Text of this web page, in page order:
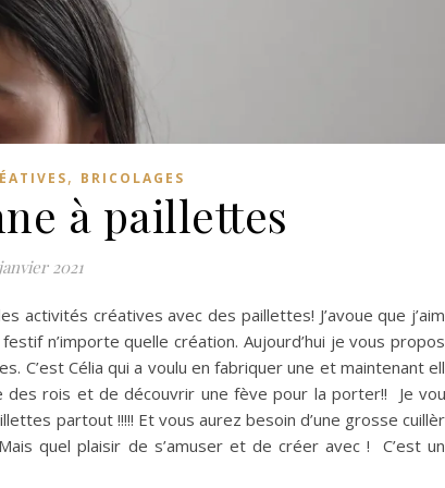
, BRICOLAGES
à paillettes
2021
activités créatives avec des paillettes! J’avoue que
n’importe quelle création. Aujourd’hui je vous
C’est Célia qui a voulu en fabriquer une et maintenant
rois et de découvrir une fève pour la porter!! Je
partout !!!!! Et vous aurez besoin d’une grosse
quel plaisir de s’amuser et de créer avec ! C’est